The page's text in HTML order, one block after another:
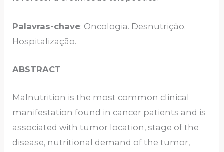
Palavras-chave: Oncologia. Desnutrição.
Hospitalização.
ABSTRACT
Malnutrition is the most common clinical
manifestation found in cancer patients and is
associated with tumor location, stage of the
disease, nutritional demand of the tumor,